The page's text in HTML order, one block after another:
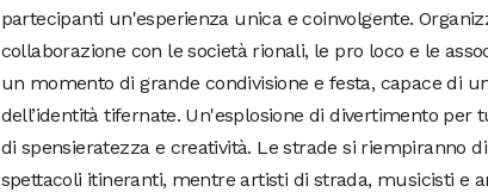
partecipanti un'esperienza unica e coinvolgente.
collaborazione con le società rionali, le pro loco e le
un momento di grande condivisione e festa, capace di
dell’identità tifernate. Un'esplosione di divertimento per
di spensieratezza e creatività. Le strade si riempiranno
spettacoli itineranti, mentre artisti di strada, musicisti e